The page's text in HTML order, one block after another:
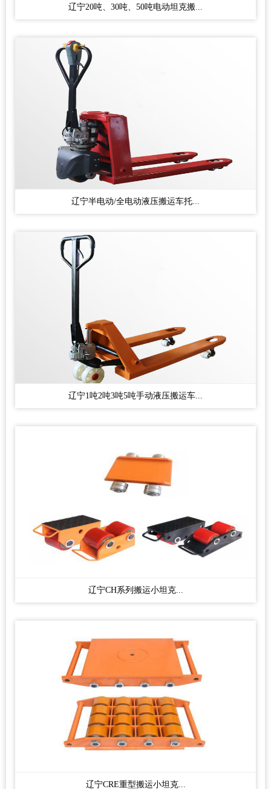
辽宁20吨、30吨、50吨电动坦克搬...
辽宁半电动/全电动液压搬运车托...
辽宁1吨2吨3吨5吨手动液压搬运车...
辽宁CH系列搬运小坦克...
辽宁CRE重型搬运小坦克...